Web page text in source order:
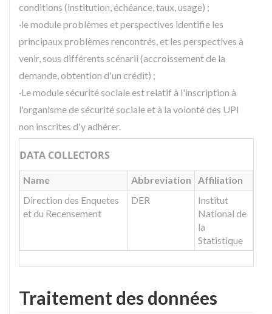
conditions (institution, échéance, taux, usage) ;
·le module problèmes et perspectives identifie les
principaux problèmes rencontrés, et les perspectives à
venir, sous différents scénarii (accroissement de la
demande, obtention d'un crédit) ;
·Le module sécurité sociale est relatif à l'inscription à
l'organisme de sécurité sociale et à la volonté des UPI
non inscrites d'y adhérer.
DATA COLLECTORS
Name Abbreviation
Affiliation
Direction des Enquetes
et du Recensement
DER
Institut
National de
la
Statistique
Traitement des données